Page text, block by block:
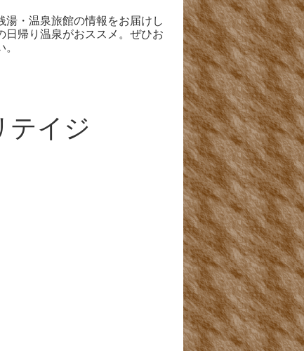
・温泉旅館の情報をお届けし
日帰り温泉がおススメ。ぜひお
テイジ